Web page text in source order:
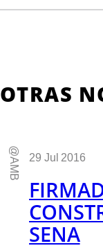
OTRAS
@AMB 29 Jul 2016
SENA